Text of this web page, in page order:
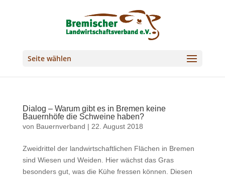
Seite wählen
Dialog – Warum gibt es in Bremen keine
Bauernhöfe die Schweine haben?
von Bauernverband | 22. August 2018
Zweidrittel der landwirtschaftlichen Flächen in Bremen
sind Wiesen und Weiden. Hier wächst das Gras
besonders gut, was die Kühe fressen können. Diesen